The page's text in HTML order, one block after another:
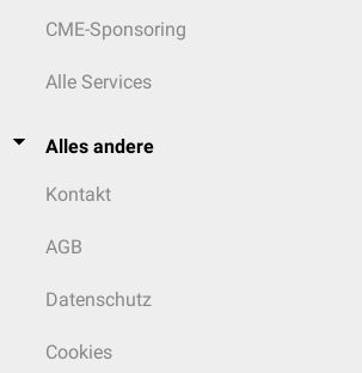
CME-Sponsoring
Alle Services
Alles andere
Kontakt
AGB
Datenschutz
Cookies